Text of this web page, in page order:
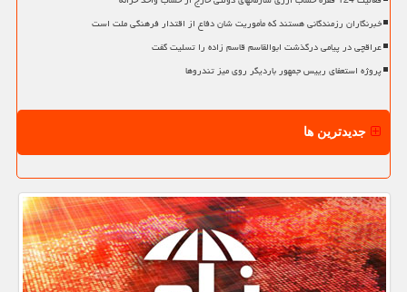
خبرنگاران رزمندگانی هستند که مأموریت شان دفاع از اقتدار فرهنگی ملت است
عراقچی در پیامی درگذشت ابوالقاسم قاسم زاده را تسلیت گفت
پروژه استعفای رییس جمهور باردیگر روی میز تندروها
جدیدترین ها